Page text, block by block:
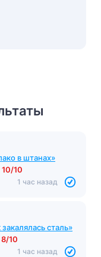
в штанах»
10/10
1 час назад
сталь»
8/10
1 час назад